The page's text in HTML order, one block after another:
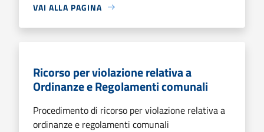
VAI ALLA PAGINA
Ricorso per violazione relativa a
Ordinanze e Regolamenti comunali
Procedimento di ricorso per violazione relativa a
ordinanze e regolamenti comunali